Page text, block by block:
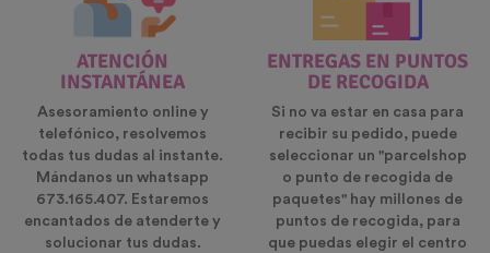
ATENCIÓN
INSTANTÁNEA
Asesoramiento online y
telefónico, resolvemos
todas tus dudas al instante.
Mándanos un whatsapp
673.165.407. Estaremos
encantados de atenderte y
solucionar tus dudas.
ENTREGAS EN PUNTOS
DE RECOGIDA
Si no va estar en casa para
recibir su pedido, puede
seleccionar un "parcelshop
o punto de recogida de
paquetes" hay millones de
puntos de recogida, para
que puedas elegir el centro